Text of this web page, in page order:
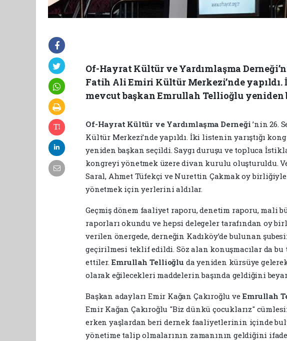
Of-Hayrat Kültür ve Yardımlaşma
Fatih Ali Emiri Kültür Merkezi’nde yapıldı.
mevcut başkan Emrullah Tellioğlu yeniden
Of-Hayrat Kültür ve Yardımlaşma Derneği’nin 26.
Kültür Merkezi’nde yapıldı. İki listenin yarıştığı
yeniden başkan seçildi. Saygı duruşu ve topluca
kongreyi yönetmek üzere divan kurulu oluşturuldu.
Saral, Ahmet Tüfekçi ve Nurettin Çakmak oy
yönetmek için yerlerini aldılar.
Geçmiş dönem faaliyet raporu, denetim raporu, mali
raporları okundu ve hepsi delegeler tarafından oy
verilen önergede, derneğin Kadıköy’de bulunan
geçirilmesi teklif edildi. Söz alan konuşmacılar da
ettiler.Emrullah Tellioğlu da yeniden kürsüye
olarak eğilecekleri maddelerin başında geldiğini
Başkan adayları Emir Kağan Çakıroğlu veEmrullah
Emir Kağan Çakıroğlu "Biz dünkü çocuklarız"
erken yaşlardan beri dernek faaliyetlerinin içinde
yönetime talip olmalarının zamanının geldiğini